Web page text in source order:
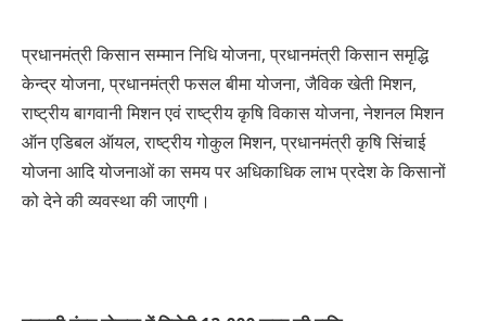
प्रधानमंत्री किसान सम्मान निधि योजना, प्रधानमंत्री किसान समृद्धि
केन्द्र योजना, प्रधानमंत्री फसल बीमा योजना, जैविक खेती मिशन,
राष्ट्रीय बागवानी मिशन एवं राष्ट्रीय कृषि विकास योजना, नेशनल मिशन
ऑन एडिबल ऑयल, राष्ट्रीय गोकुल मिशन, प्रधानमंत्री कृषि सिंचाई
योजना आदि योजनाओं का समय पर अधिकाधिक लाभ प्रदेश के किसानों
को देने की व्यवस्था की जाएगी।